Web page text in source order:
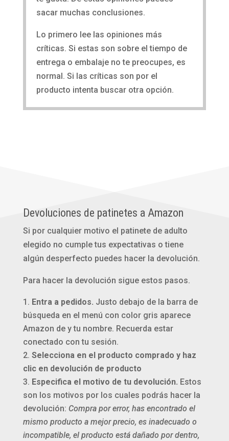
sacar muchas conclusiones.
Lo primero lee las opiniones más
críticas. Si estas son sobre el tiempo de
entrega o embalaje no te preocupes, es
normal. Si las críticas son por el
producto intenta buscar otra opción.
Devoluciones de patinetes a Amazon
Si por cualquier motivo el patinete de adulto
elegido no cumple tus expectativas o tiene
algún desperfecto puedes hacer la devolución.
Para hacer la devolución sigue estos pasos.
Entra a pedidos. Justo debajo de la barra de
búsqueda en el menú con color gris aparece
Amazon de y tu nombre. Recuerda estar
conectado con tu sesión.
Selecciona en el producto comprado y haz
clic en devolución de producto
Especifica el motivo de tu devolución. Estos
son los motivos por los cuales podrás hacer la
devolución: Compra por error, has encontrado el
mismo producto a mejor precio, es inadecuado o
incompatible, el producto está dañado por dentro,